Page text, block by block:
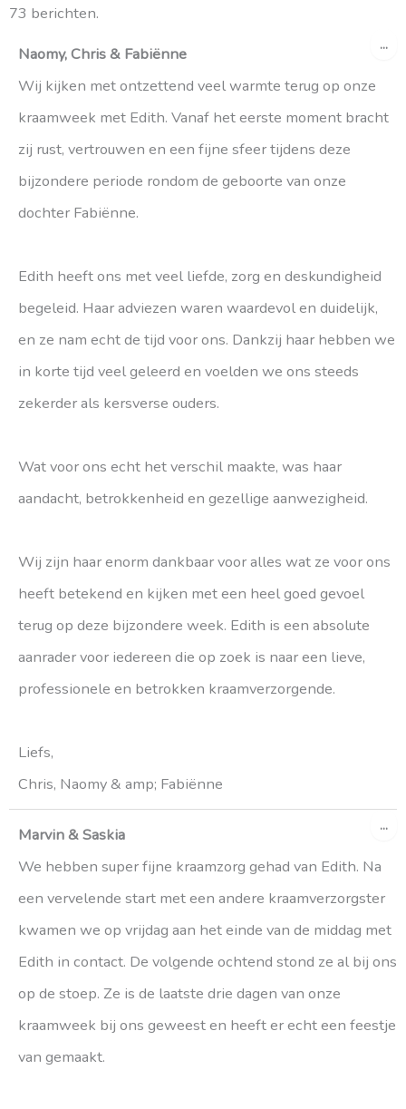
73 berichten.
Naomy, Chris & Fabiënne
Wij kijken met ontzettend veel warmte terug op onze
kraamweek met Edith. Vanaf het eerste moment bracht
zij rust, vertrouwen en een fijne sfeer tijdens deze
bijzondere periode rondom de geboorte van onze
dochter Fabiënne.
Edith heeft ons met veel liefde, zorg en deskundigheid
begeleid. Haar adviezen waren waardevol en duidelijk,
en ze nam echt de tijd voor ons. Dankzij haar hebben we
in korte tijd veel geleerd en voelden we ons steeds
zekerder als kersverse ouders.
Wat voor ons echt het verschil maakte, was haar
aandacht, betrokkenheid en gezellige aanwezigheid.
Wij zijn haar enorm dankbaar voor alles wat ze voor ons
heeft betekend en kijken met een heel goed gevoel
terug op deze bijzondere week. Edith is een absolute
aanrader voor iedereen die op zoek is naar een lieve,
professionele en betrokken kraamverzorgende.
Liefs,
Chris, Naomy & amp; Fabiënne
...
Marvin & Saskia
We hebben super fijne kraamzorg gehad van Edith. Na
een vervelende start met een andere kraamverzorgster
kwamen we op vrijdag aan het einde van de middag met
Edith in contact. De volgende ochtend stond ze al bij ons
op de stoep. Ze is de laatste drie dagen van onze
kraamweek bij ons geweest en heeft er echt een feestje
van gemaakt.
...